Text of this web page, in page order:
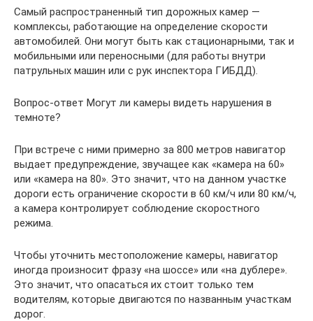
Самый распространенный тип дорожных камер —
комплексы, работающие на определение скорости
автомобилей. Они могут быть как стационарными, так и
мобильными или переносными (для работы внутри
патрульных машин или с рук инспектора ГИБДД).
Вопрос-ответ Могут ли камеры видеть нарушения в
темноте?
При встрече с ними примерно за 800 метров навигатор
выдает предупреждение, звучащее как «камера на 60»
или «камера на 80». Это значит, что на данном участке
дороги есть ограничение скорости в 60 км/ч или 80 км/ч,
а камера контролирует соблюдение скоростного
режима.
Чтобы уточнить местоположение камеры, навигатор
иногда произносит фразу «на шоссе» или «на дублере».
Это значит, что опасаться их стоит только тем
водителям, которые двигаются по названным участкам
дорог.